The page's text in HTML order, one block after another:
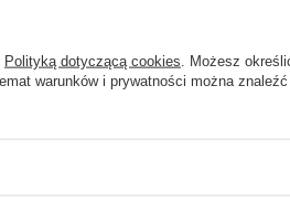
Polityką dotyczącą cookies . Możesz
warunków i prywatności można